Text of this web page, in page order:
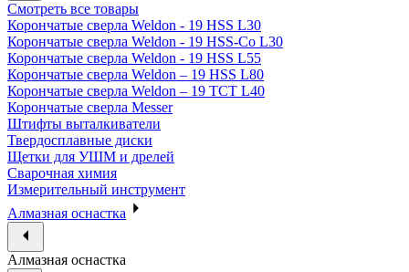
Смотреть все товары
Корончатые сверла Weldon - 19 HSS L30
Корончатые сверла Weldon - 19 HSS-Co L30
Корончатые сверла Weldon - 19 HSS L55
Корончатые сверла Weldon – 19 HSS L80
Корончатые сверла Weldon – 19 TCT L40
Корончатые сверла Messer
Штифты выталкиватели
Твердосплавные диски
Щетки для УШМ и дрелей
Сварочная химия
Измерительный инструмент
Алмазная оснастка
Алмазная оснастка